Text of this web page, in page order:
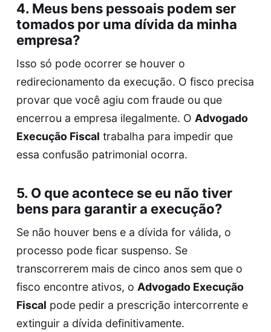
4. Meus bens pessoais podem ser
tomados por uma dívida da minha
empresa?
Isso só pode ocorrer se houver o
redirecionamento da execução. O fisco precisa
provar que você agiu com fraude ou que
encerrou a empresa ilegalmente. O Advogado
Execução Fiscal trabalha para impedir que
essa confusão patrimonial ocorra.
5. O que acontece se eu não tiver
bens para garantir a execução?
Se não houver bens e a dívida for válida, o
processo pode ficar suspenso. Se
transcorrerem mais de cinco anos sem que o
fisco encontre ativos, o Advogado Execução
Fiscal pode pedir a prescrição intercorrente e
extinguir a dívida definitivamente.